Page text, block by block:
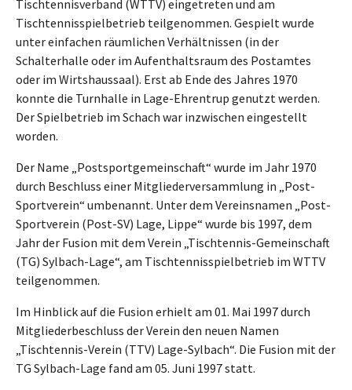
Tischtennisverband (WTTV) eingetreten und am
Tischtennisspielbetrieb teilgenommen. Gespielt wurde
unter einfachen räumlichen Verhältnissen (in der
Schalterhalle oder im Aufenthaltsraum des Postamtes
oder im Wirtshaussaal). Erst ab Ende des Jahres 1970
konnte die Turnhalle in Lage-Ehrentrup genutzt werden.
Der Spielbetrieb im Schach war inzwischen eingestellt
worden.
Der Name „Postsportgemeinschaft“ wurde im Jahr 1970
durch Beschluss einer Mitgliederversammlung in „Post-
Sportverein“ umbenannt. Unter dem Vereinsnamen „Post-
Sportverein (Post-SV) Lage, Lippe“ wurde bis 1997, dem
Jahr der Fusion mit dem Verein „Tischtennis-Gemeinschaft
(TG) Sylbach-Lage“, am Tischtennisspielbetrieb im WTTV
teilgenommen.
Im Hinblick auf die Fusion erhielt am 01. Mai 1997 durch
Mitgliederbeschluss der Verein den neuen Namen
„Tischtennis-Verein (TTV) Lage-Sylbach“. Die Fusion mit der
TG Sylbach-Lage fand am 05. Juni 1997 statt.